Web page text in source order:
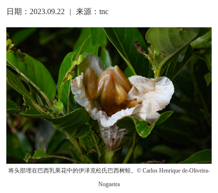
日期：2023.09.22 | 来源：tnc
将头部埋在巴西乳果花中的伊泽克松氏巴西树蛙。© Carlos Henrique de-Oliveira-
Nogueira